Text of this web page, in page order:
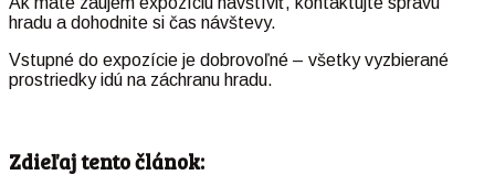
hradu a dohodnite si čas návštevy.
Vstupné do expozície je dobrovoľné – všetky vyzbierané
prostriedky idú na záchranu hradu.
Zdieľaj tento článok: